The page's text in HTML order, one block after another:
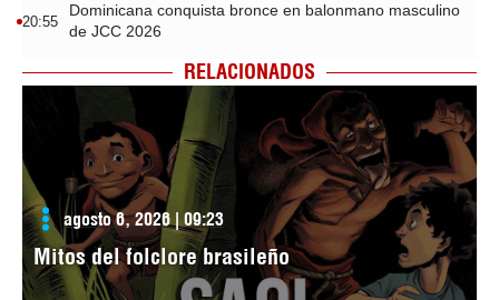
20:55
Dominicana conquista bronce en balonmano masculino
de JCC 2026
RELACIONADOS
agosto 6, 2026 | 09:23
Mitos del folclore brasileño